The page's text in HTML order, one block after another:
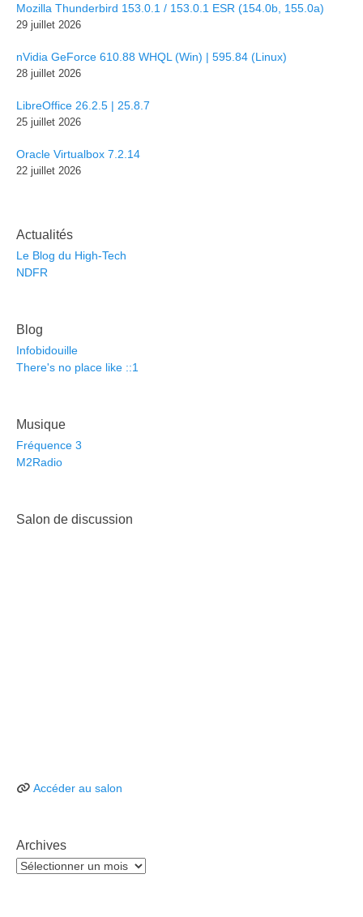
Mozilla Thunderbird 153.0.1 / 153.0.1 ESR (154.0b, 155.0a)
29 juillet 2026
nVidia GeForce 610.88 WHQL (Win) | 595.84 (Linux)
28 juillet 2026
LibreOffice 26.2.5 | 25.8.7
25 juillet 2026
Oracle Virtualbox 7.2.14
22 juillet 2026
Actualités
Le Blog du High-Tech
NDFR
Blog
Infobidouille
There's no place like ::1
Musique
Fréquence 3
M2Radio
Salon de discussion
Accéder au salon
Archives
Archives